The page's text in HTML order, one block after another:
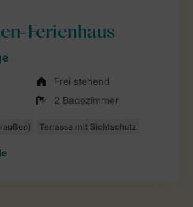
Ferienhaus
Frei stehend
2 Badezimmer